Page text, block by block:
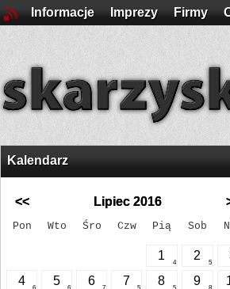
Informacje Imprezy Firmy
Kalendarz
<< Lipiec 2016
Pon Wto Śro Czw Pią Sob
1
4
2
5
4 5 6 7 8 9